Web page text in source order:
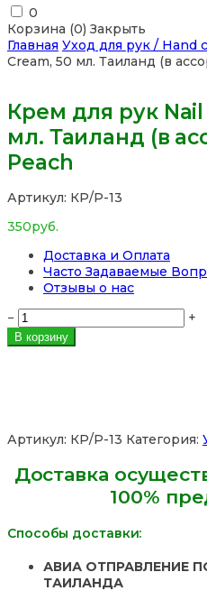
0
Корзина (0) Закрыть
Главная Уход для рук / Hand
Cream, 50 мл. Таиланд (в
Крем для рук
мл. Таиланд (в
Peach
Артикул: КР/Р-13
350руб.
Доставка и Оплата
Часто Задаваемые
Отзывы о нас
− Количество
товара
Крем
50
Таиланд
Peach
+
В корзину
Артикул: КР/Р-13 Категория:
Доставка
100%
Способы доставки:
АВИА ОТПРАВЛЕНИЕ
ТАИЛАНДА